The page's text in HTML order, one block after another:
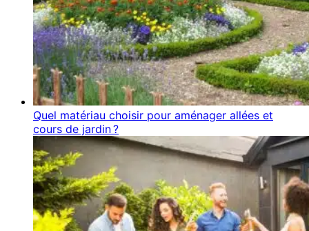
Quel matériau choisir pour aménager allées et
cours de jardin ?